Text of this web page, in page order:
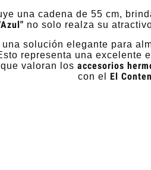
una cadena de 55 cm,
no solo realza su
solución elegante para
representa una excelente
valoran los accesorios
con el El